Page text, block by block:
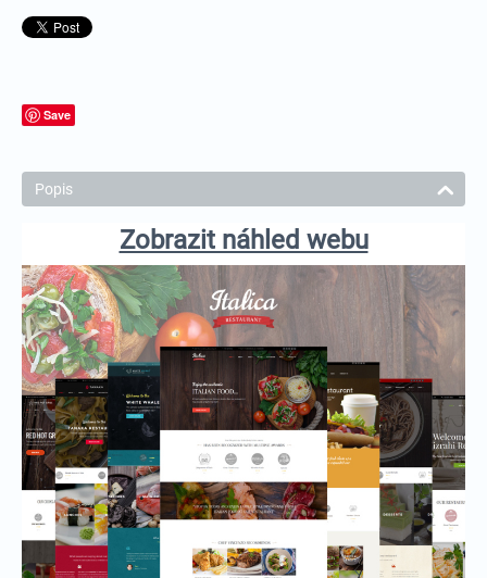
Save
Popis
Zobrazit náhled webu